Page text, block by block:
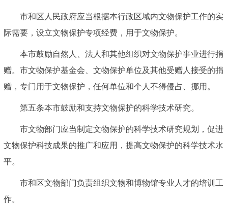
市和区人民政府应当根据本行政区域内文物保护工作的实
际需要，设立文物保护专项经费，用于文物保护。
本市鼓励自然人、法人和其他组织对文物保护事业进行捐
赠。市文物保护基金会、文物保护单位及其他受赠人接受的捐
赠，专门用于文物保护，任何单位和个人不得侵占、挪用。
第五条本市鼓励和支持文物保护的科学技术研究。
市文物部门应当制定文物保护的科学技术研究规划，促进
文物保护科技成果的推广和应用，提高文物保护的科学技术水
平。
市和区文物部门负责组织文物和博物馆专业人才的培训工
作。